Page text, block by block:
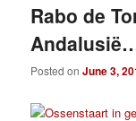
Rabo de
Posted onJune 3,